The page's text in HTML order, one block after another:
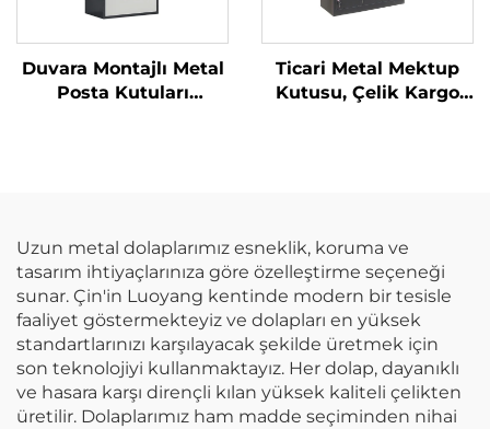
Duvara Montajlı Metal
Posta Kutuları
Ticari Metal Mektup
Kutusu, Çelik Kargo
Uzun metal dolaplarımız esneklik, koruma ve
tasarım ihtiyaçlarınıza göre özelleştirme seçeneği
sunar. Çin'in Luoyang kentinde modern bir tesisle
faaliyet göstermekteyiz ve dolapları en yüksek
standartlarınızı karşılayacak şekilde üretmek için
son teknolojiyi kullanmaktayız. Her dolap, dayanıklı
ve hasara karşı dirençli kılan yüksek kaliteli çelikten
üretilir. Dolaplarımız ham madde seçiminden nihai